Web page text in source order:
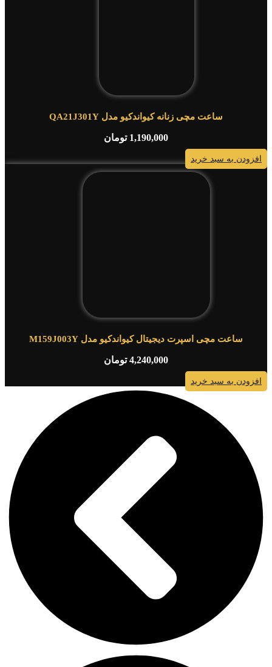
ساعت مچی زنانه کیواندکیو مدل QA21J301Y
1,190,000 تومان
افزودن به سبد خرید
ساعت مچی اسپرت دیجیتال کیواندکیو مدل M159J003Y
4,240,000 تومان
افزودن به سبد خرید